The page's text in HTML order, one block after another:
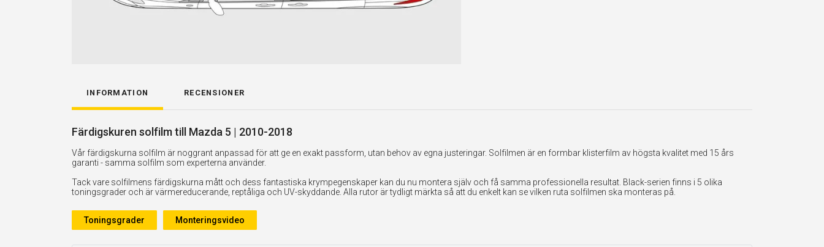
INFORMATION RECENSIONER
Färdigskuren solfilm till Mazda 5 | 2010-2018
Vår färdigskurna solfilm är noggrant anpassad för att ge en exakt passform, utan behov av egna justeringar. Solfilmen är en formbar klisterfilm av högsta kvalitet med 15 års
garanti - samma solfilm som experterna använder.
Tack vare solfilmens färdigskurna mått och dess fantastiska krympegenskaper kan du nu montera själv och få samma professionella resultat. Black-serien finns i 5 olika
toningsgrader och är värmereducerande, reptåliga och UV-skyddande. Alla rutor är tydligt märkta så att du enkelt kan se vilken ruta solfilmen ska monteras på.
Toningsgrader Monteringsvideo